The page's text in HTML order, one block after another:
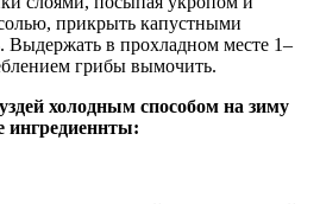
прикрыть капустными
Выдержать в прохладном месте 1–
грибы вымочить.
холодным способом на зиму
ингредиеннты: